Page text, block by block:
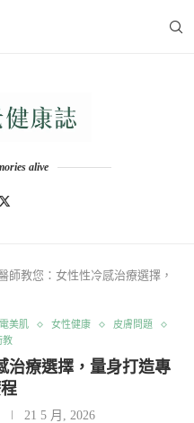
alive
師教您：女性性冷感治療選擇，
美肌 女性健康
皮膚問題
教
治療選擇，量身打造專
21 5 月, 2026